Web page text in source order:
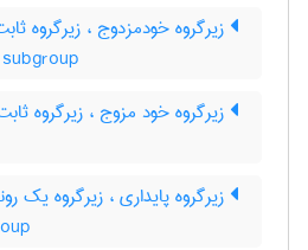
زیرگروه خودمزدوج ، زیرگروه
زیرگروه خود مزوج ، زیرگروه
زیرگروه پایداری ، زیرگروه یک